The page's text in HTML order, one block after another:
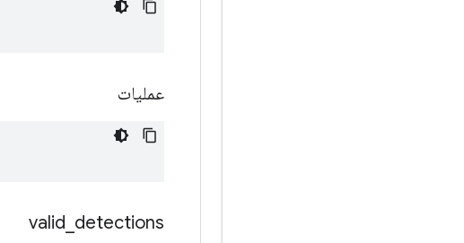
عملیات
valid detections